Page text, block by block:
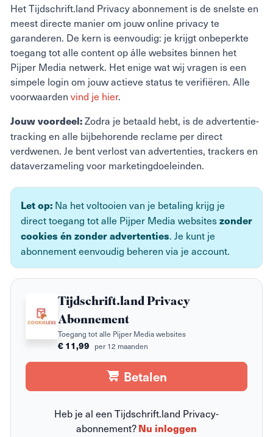
Het Tijdschrift.land Privacy abonnement is de snelste en
meest directe manier om jouw online privacy te
garanderen. De kern is eenvoudig: je krijgt onbeperkte
toegang tot alle content op álle websites binnen het
Pijper Media netwerk. Het enige wat wij vragen is een
simpele login om jouw actieve status te verifiëren. Alle
voorwaarden vind je hier.
Jouw voordeel:Zodra je betaald hebt, is de advertentie-
tracking en alle bijbehorende reclame per direct
verdwenen. Je bent verlost van advertenties, trackers en
dataverzameling voor marketingdoeleinden.
Let op: Na het voltooien van je betaling krijg je
direct toegang tot alle Pijper Media websiteszonder
cookies én zonder advertenties. Je kunt je
abonnement eenvoudig beheren via je account.
Tijdschrift.land Privacy
Abonnement
Toegang tot alle Pijper Media websites
€ 11,99 per 12 maanden
Betalen
Heb je al een Tijdschrift.land Privacy-
abonnement?Nu inloggen